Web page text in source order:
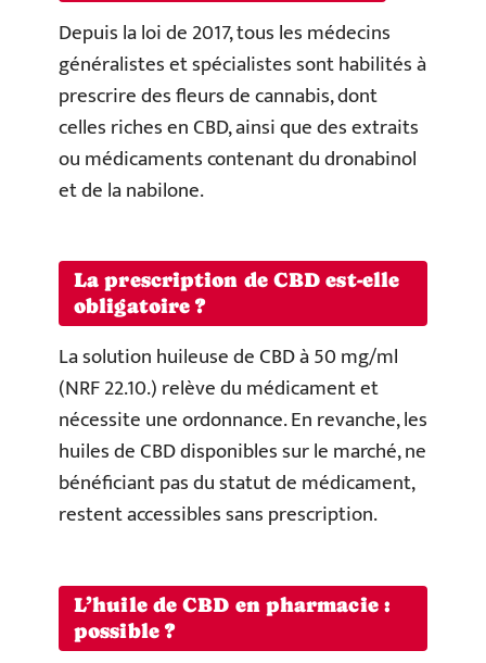
Depuis la loi de 2017, tous les médecins
généralistes et spécialistes sont habilités à
prescrire des fleurs de cannabis, dont
celles riches en CBD, ainsi que des extraits
ou médicaments contenant du dronabinol
et de la nabilone.
La prescription de CBD est-elle
obligatoire ?
La solution huileuse de CBD à 50 mg/ml
(NRF 22.10.) relève du médicament et
nécessite une ordonnance. En revanche, les
huiles de CBD disponibles sur le marché, ne
bénéficiant pas du statut de médicament,
restent accessibles sans prescription.
L’huile de CBD en pharmacie :
possible ?